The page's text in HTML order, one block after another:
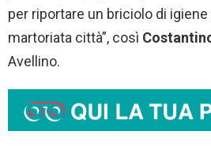
per riportare un briciolo di
martoriata città”, così
Avellino.